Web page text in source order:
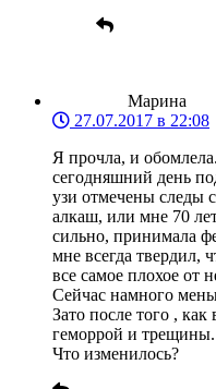
Марина
27.07.2017 в 22:08
Я прочла, и
сегодняшний день
узи отмечены следы
алкаш, или мне 70
сильно, принимала
мне всегда твердил,
все самое плохое от
Сейчас намного
Зато после того ,
геморрой и трещины.
Что изменилось?